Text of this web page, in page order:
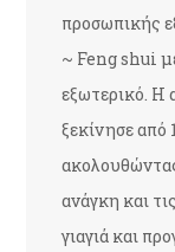
προσωπικής
~ Feng shui
εξωτερικό. Η
ξεκίνησε από
ανάγκη και
γιαγιά και